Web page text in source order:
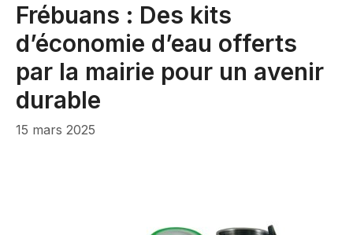
Frébuans : Des kits
d’économie d’eau offerts
par la mairie pour un avenir
durable
15 mars 2025